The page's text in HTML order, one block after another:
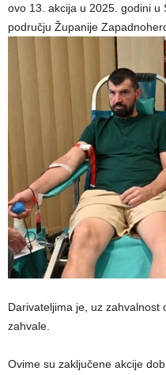
ovo 13. akcija u 2025. godini u
području Županije
Darivateljima je, uz
zahvale.
Ovime su zaključene akcije